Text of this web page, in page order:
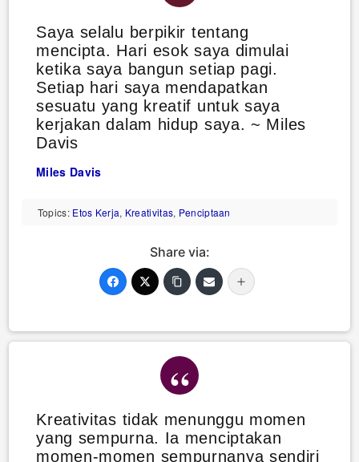
Saya selalu berpikir tentang
mencipta. Hari esok saya dimulai
ketika saya bangun setiap pagi.
Setiap hari saya mendapatkan
sesuatu yang kreatif untuk saya
kerjakan dalam hidup saya. ~ Miles
Davis
Miles Davis
Topics: Etos Kerja, Kreativitas, Penciptaan
Share via:
Kreativitas tidak menunggu momen
yang sempurna. Ia menciptakan
momen-momen sempurnanya sendiri